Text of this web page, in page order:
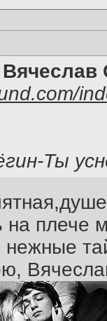
Вячеслав
Ты
плече
нежные